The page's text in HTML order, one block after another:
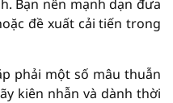
Bạn nên mạnh dạn đưa
đề xuất cải tiến trong
phải một số mâu thuẫn
kiên nhẫn và dành thời